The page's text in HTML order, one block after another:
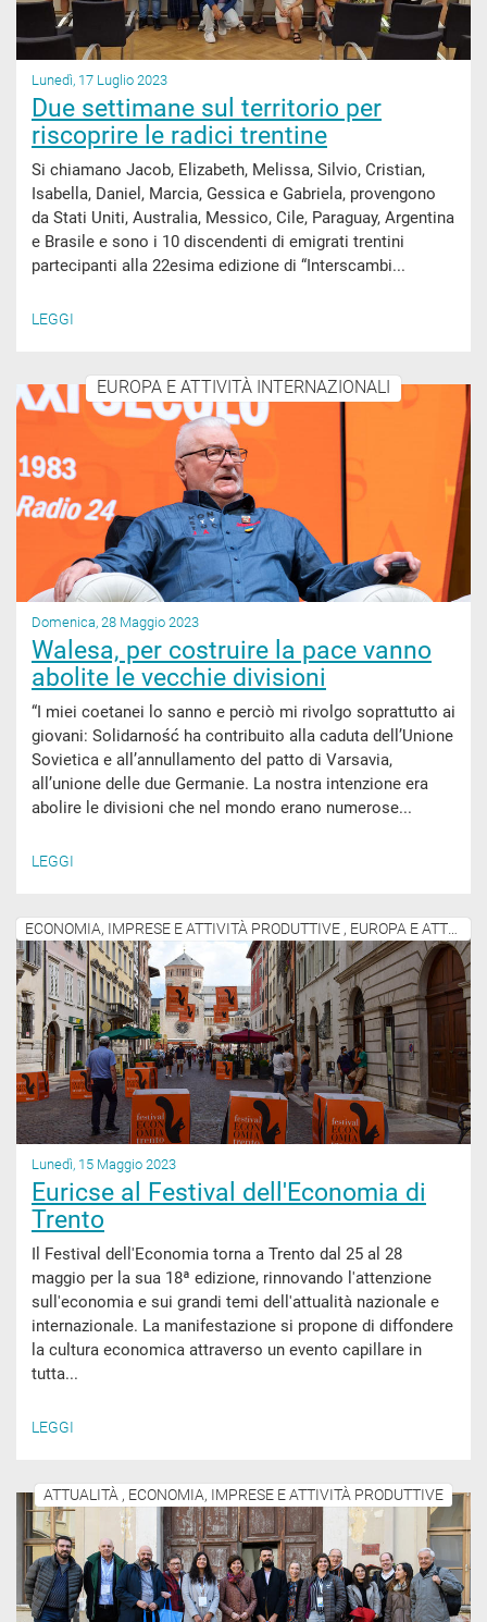
Lunedì, 17 Luglio 2023
Due settimane sul territorio per
riscoprire le radici trentine
Si chiamano Jacob, Elizabeth, Melissa, Silvio, Cristian,
Isabella, Daniel, Marcia, Gessica e Gabriela, provengono
da Stati Uniti, Australia, Messico, Cile, Paraguay, Argentina
e Brasile e sono i 10 discendenti di emigrati trentini
partecipanti alla 22esima edizione di “Interscambi...
LEGGI
EUROPA E ATTIVITÀ INTERNAZIONALI
Domenica, 28 Maggio 2023
Walesa, per costruire la pace vanno
abolite le vecchie divisioni
“I miei coetanei lo sanno e perciò mi rivolgo soprattutto ai
giovani: Solidarność ha contribuito alla caduta dell’Unione
Sovietica e all’annullamento del patto di Varsavia,
all’unione delle due Germanie. La nostra intenzione era
abolire le divisioni che nel mondo erano numerose...
LEGGI
Lunedì, 15 Maggio 2023
Euricse al Festival dell'Economia di
Trento
Il Festival dell'Economia torna a Trento dal 25 al 28
maggio per la sua 18ª edizione, rinnovando l'attenzione
sull'economia e sui grandi temi dell'attualità nazionale e
internazionale. La manifestazione si propone di diffondere
la cultura economica attraverso un evento capillare in
tutta...
LEGGI
ATTUALITÀ , ECONOMIA, IMPRESE E ATTIVITÀ PRODUTTIVE